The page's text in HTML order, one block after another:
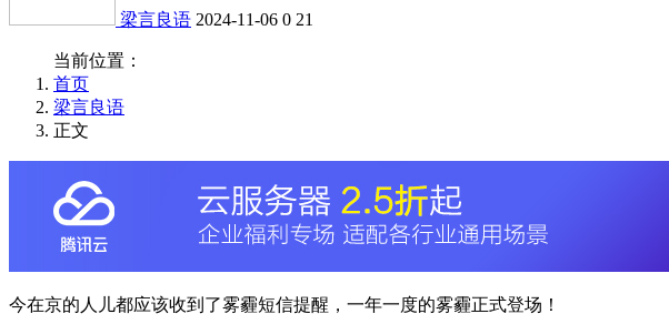
梁言良语 2024-11-06 0 21
当前位置：
首页
梁言良语
正文
今在京的人儿都应该收到了雾霾短信提醒，一年一度的雾霾正式登场！